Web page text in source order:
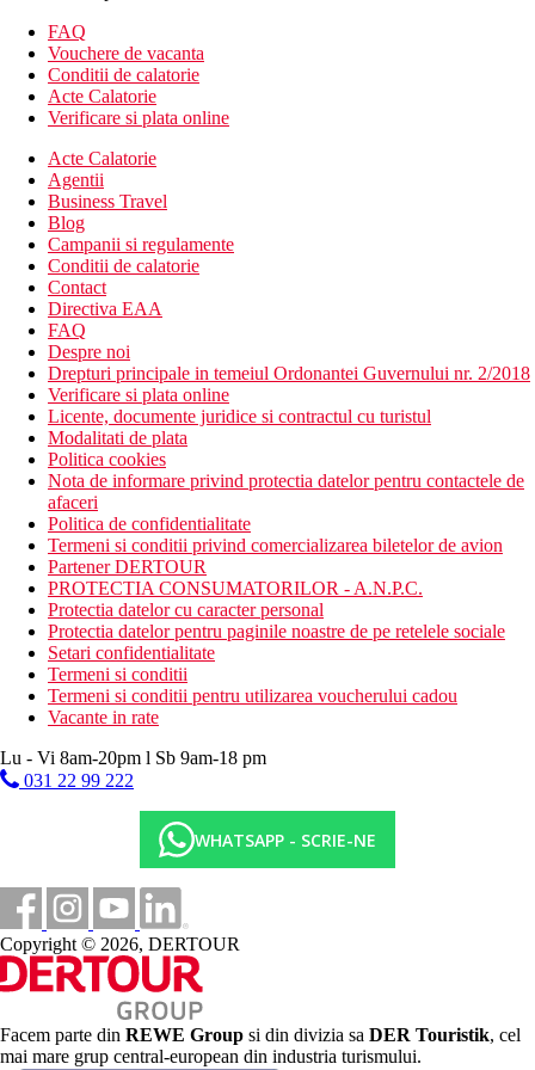
Hotelul dispune de:
piscina exterioara pentru adulti si copii
activitati sportive
camera de jocuri
amfiteatru
internet
magazin de suveniruri
divertisment
Descrierea plajei
Nisipos
Sezlonguri si umbrele contra cost
Sporturi nautice contra cost
Activitati sportive gratuite
tenis de masa
loc de joaca pentru copii
Activitati sportive contra cost
biliard
teren de tenis
activitati acvatice la plaja
wellness & spa
Restaurant
Restaurantul principal serveste toate mesele zilei cu
specific culinar international si local
Categoria oficiala
4 stele
Site web
Themis Beach Hotel - Kokkini Hani, Heraklio Crete -
themisbeach.gr
Taxa turistica
Incepand cu 2025, in Grecia exista obligatia de a plati taxa
climatica in functie de categoria de hotel. Taxa nu este inclusa in
tariful ofertei si va fi achitata de catre client la receptia hotelului.
Noile taxe de statiune in Grecia sunt (Aprilie – Octombrie):
10.00 €. Tarifele afisate sunt pe camera/noapte.
Distanţe
200 m
Centrul orasului
10 km
FAQ
Vouchere de vacanta
Conditii de calatorie
Acte Calatorie
Verificare si plata online
Acte Calatorie
Agentii
Business Travel
Blog
Campanii si regulamente
Conditii de calatorie
Contact
Directiva EAA
FAQ
Despre noi
Drepturi principale in temeiul Ordonantei Guvernului nr. 2/2018
Verificare si plata online
Licente, documente juridice si contractul cu turistul
Modalitati de plata
Politica cookies
Nota de informare privind protectia datelor pentru contactele de
afaceri
Politica de confidentialitate
Termeni si conditii privind comercializarea biletelor de avion
Partener DERTOUR
PROTECTIA CONSUMATORILOR - A.N.P.C.
Protectia datelor cu caracter personal
Protectia datelor pentru paginile noastre de pe retelele sociale
Setari confidentialitate
Termeni si conditii
Termeni si conditii pentru utilizarea voucherului cadou
Vacante in rate
Lu - Vi 8am-20pm l Sb 9am-18 pm
031 22 99 222
WHATSAPP - SCRIE-NE
Copyright © 2026, DERTOUR
Facem parte din REWE Group si din divizia sa DER Touristik, cel
mai mare grup central-european din industria turismului.